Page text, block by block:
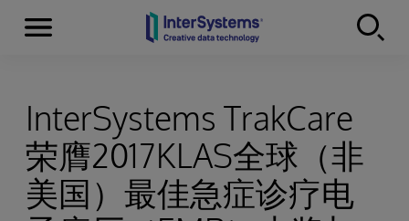
Skip to content
Menu
InterSystems TrakCare
荣膺2017KLAS全球（非
美国）最佳急症诊疗电